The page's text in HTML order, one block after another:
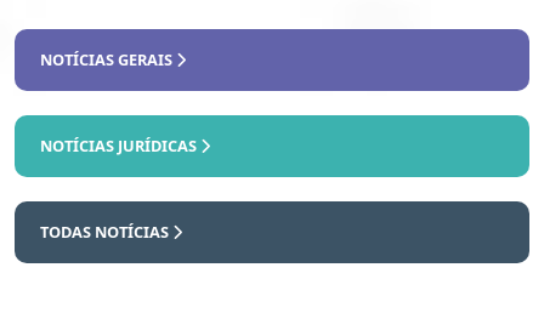
NOTÍCIAS GERAIS
NOTÍCIAS JURÍDICAS
TODAS NOTÍCIAS